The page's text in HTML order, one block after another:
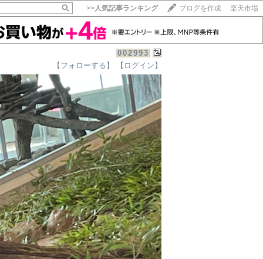
>>人気記事ランキング ブログを作成 楽天市場
002993
【フォローする】 【ログイン】